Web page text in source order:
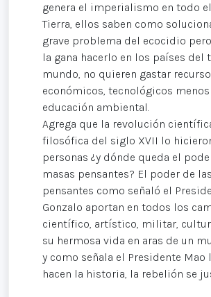
genera el imperialismo en todo
Tierra, ellos saben como
grave problema del ecocidio
la gana hacerlo en los países del
mundo, no quieren gastar
económicos, tecnológicos menos
educación ambiental.
Agrega que la revolución
filosófica del siglo XVII lo
personas ¿y dónde queda el
masas pensantes? El poder de
pensantes como señaló el
Gonzalo aportan en todos los
científico, artístico, militar,
su hermosa vida en aras de un
y como señala el Presidente Mao
hacen la historia, la rebelión se